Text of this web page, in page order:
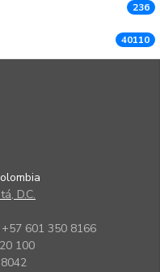
236
40110
D.C.
601 350 8166
100